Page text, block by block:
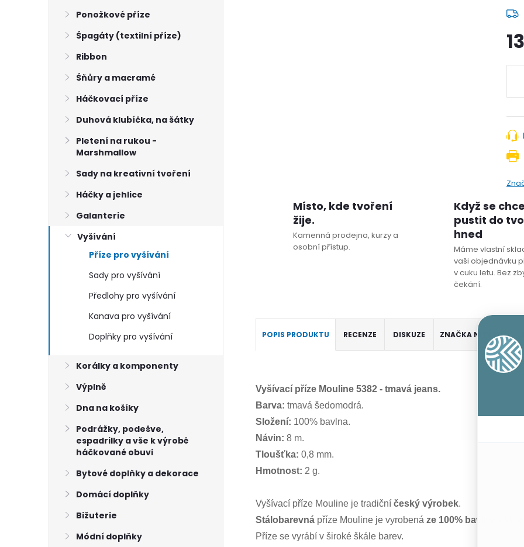
Ponožkové příze
Špagáty (textilní příze)
Ribbon
Šňůry a macramé
Háčkovací příze
Duhová klubíčka, na šátky
Pletení na rukou -
Marshmallow
Sady na kreativní tvoření
Háčky a jehlice
Galanterie
Vyšívání
Příze pro vyšívání
Sady pro vyšívání
Předlohy pro vyšívání
Kanava pro vyšívání
Doplňky pro vyšívání
Korálky a komponenty
Výplně
Dna na košíky
Podrážky, podešve,
espadrilky a vše k výrobě
háčkované obuvi
Bytové doplňky a dekorace
Domácí doplňky
Bižuterie
Módní doplňky
Místo, kde tvoření
žije.
Kamenná prodejna, kurzy a
osobní přístup.
Když se
pustit do
hned
Máme vlastní
vaši objednávku
v cuku letu. Bez
čekání.
POPIS PRODUKTU RECENZE DISKUZE ZNAČKA NIŤÁRNA
Vyšívací příze Mouline 5382 - tmavá jeans.
Barva: tmavá šedomodrá.
Složení: 100% bavlna.
Návin: 8 m.
Tloušťka: 0,8 mm.
Hmotnost: 2 g.
Vyšívací příze Mouline je tradiční český výrobek.
Stálobarevná příze Mouline je vyrobená ze 100% bavlny
Příze se vyrábí v široké škále barev.